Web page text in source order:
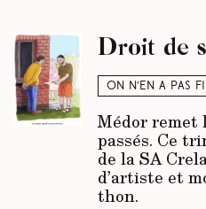
On n’en a pas
Droit de
Médor remet
passés. Ce
de la SA
d’artiste et
thon.